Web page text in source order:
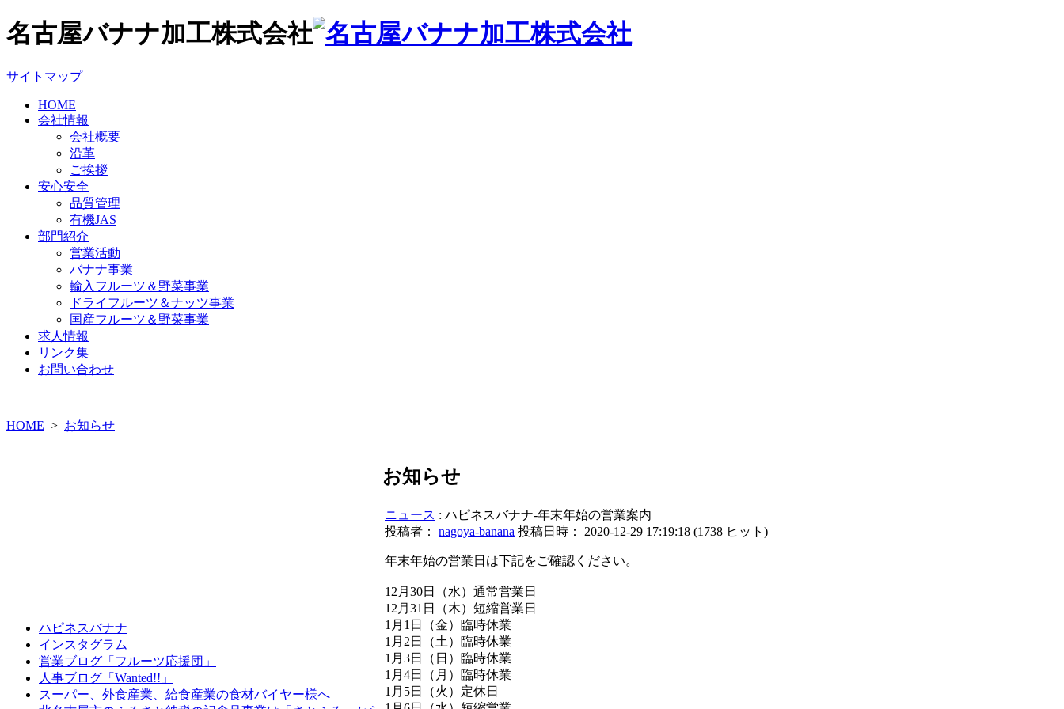
名古屋バナナ加工株式会社
サイトマップ
HOME
会社情報
会社概要
沿革
ご挨拶
安心安全
品質管理
有機JAS
部門紹介
営業活動
バナナ事業
輸入フルーツ＆野菜事業
ドライフルーツ＆ナッツ事業
国産フルーツ＆野菜事業
求人情報
リンク集
お問い合わせ
HOME > お知らせ
ハピネスバナナ
インスタグラム
営業ブログ「フルーツ応援団」
人事ブログ「Wanted!!」
スーパー、外食産業、給食産業の食材バイヤー様へ
お知らせ
ニュース : ハピネスバナナ-年末年始の営業案内
投稿者： nagoya-banana 投稿日時： 2020-12-29 17:19:18 (1738 ヒット )
年末年始の営業日は下記をご確認ください。
12月30日（水）通常営業日
12月31日（木）短縮営業日
1月1日（金）臨時休業
1月2日（土）臨時休業
1月3日（日）臨時休業
1月4日（月）臨時休業
1月5日（火）定休日